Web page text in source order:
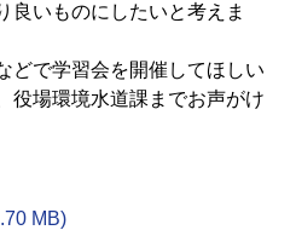
良いものにしたいと考えま
で学習会を開催してほしい
役場環境水道課までお声がけ
MB)